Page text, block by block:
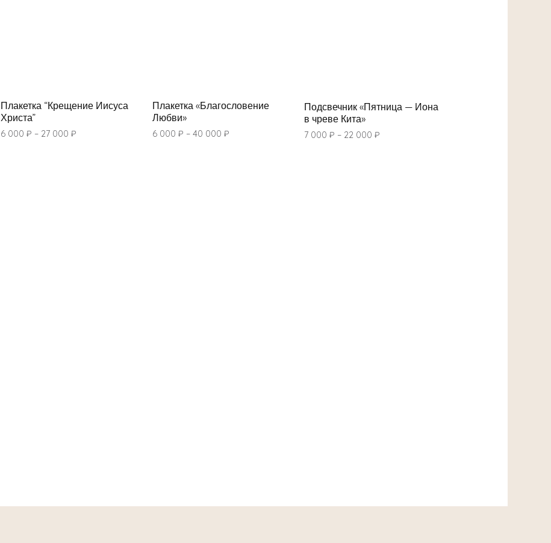
Плакетка “Крещение Иисуса
Христа”
6 000₽ – 27 000₽
Плакетка «Благословение
Любви»
6 000 ₽ – 40 000 ₽
Подсвечник «Пятница — Иона
в чреве Кита»
7 000 ₽ – 22 000 ₽